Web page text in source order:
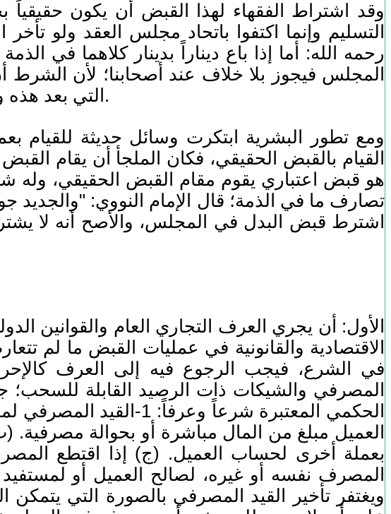
وقد اشتراط الفقهاء لهذا القبض أن يكون
التسليم وإنما اكتفوا باتحاد مجلس العقد ولو
رحمه الله: أما إذا باع ديناراً بدينار كلاهما في
المجلس فيجوز بلا خلاف عند أصحابنا؛ لأن
التي بعد هذه ولا تبيعوا شيئاً غائباً منها بناجز إلا يداً بيد" "شرح النووي على مسلم" (11/ 10).
ومع تطور البشرية ابتكرت وسائل حديثة للقيام
القيام بالقبض الحقيقي، فكان الملجأ أن يقام
هو قبض اعتباري يقوم مقام القبض الحقيقي، وله
تصارف ما في الذمة؛ قال الإمام النووي: "والجديد
اشترط قبض البدل في المجلس، والأصح أنه لا
الأول: أن يجري العرف التجاري العام والقوانين
الاقتصادية والقانونية في عمليات القبض ما لم
الحكمي المعتبرة شرعاً
العميل مبلغ من المال مباشرة أو بحوالة
بعملة أخرى لحساب العميل. (ج) إذا اقتطع
المصرف نفسه أو غيره، لصالح العميل أو
ويغتفر تأخير القيد المصرفي بالصورة التي